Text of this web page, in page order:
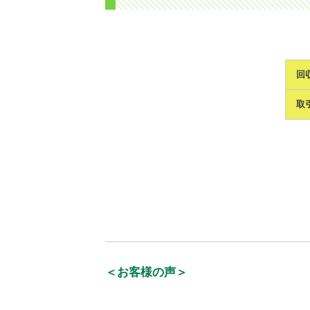
回
取
＜お客様の声＞